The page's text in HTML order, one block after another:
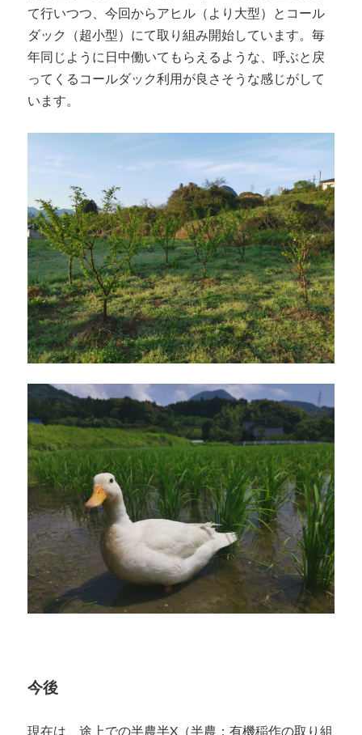
て行いつつ、今回からアヒル（より大型）とコール
ダック（超小型）にて取り組み開始しています。毎
年同じように日中働いてもらえるような、呼ぶと戻
ってくるコールダック利用が良さそうな感じがして
います。
今後
現在は、途上での半農半X（半農：有機稲作の取り組